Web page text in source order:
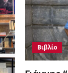
Βιβλίο